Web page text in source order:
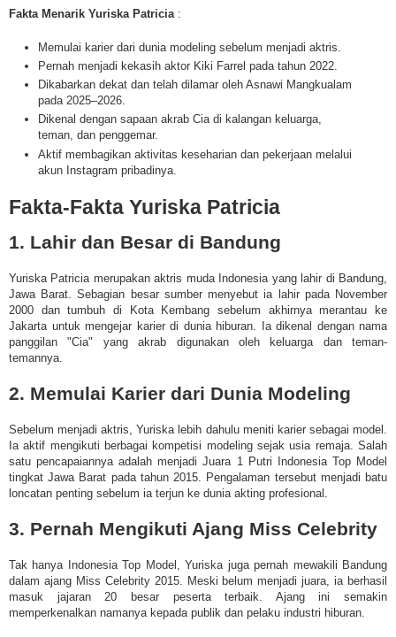
Fakta Menarik Yuriska Patricia:
Memulai karier dari dunia modeling sebelum menjadi aktris.
Pernah menjadi kekasih aktor Kiki Farrel pada tahun 2022.
Dikabarkan dekat dan telah dilamar oleh Asnawi Mangkualam
pada 2025–2026.
Dikenal dengan sapaan akrab Cia di kalangan keluarga,
teman, dan penggemar.
Aktif membagikan aktivitas keseharian dan pekerjaan melalui
akun Instagram pribadinya.
Fakta-Fakta Yuriska Patricia
1. Lahir dan Besar di Bandung
Yuriska Patricia merupakan aktris muda Indonesia yang lahir di Bandung,
Jawa Barat. Sebagian besar sumber menyebut ia lahir pada November
2000 dan tumbuh di Kota Kembang sebelum akhirnya merantau ke
Jakarta untuk mengejar karier di dunia hiburan. Ia dikenal dengan nama
panggilan "Cia" yang akrab digunakan oleh keluarga dan teman-
temannya.
2. Memulai Karier dari Dunia Modeling
Sebelum menjadi aktris, Yuriska lebih dahulu meniti karier sebagai model.
Ia aktif mengikuti berbagai kompetisi modeling sejak usia remaja. Salah
satu pencapaiannya adalah menjadi Juara 1 Putri Indonesia Top Model
tingkat Jawa Barat pada tahun 2015. Pengalaman tersebut menjadi batu
loncatan penting sebelum ia terjun ke dunia akting profesional.
3. Pernah Mengikuti Ajang Miss Celebrity
Tak hanya Indonesia Top Model, Yuriska juga pernah mewakili Bandung
dalam ajang Miss Celebrity 2015. Meski belum menjadi juara, ia berhasil
masuk jajaran 20 besar peserta terbaik. Ajang ini semakin
memperkenalkan namanya kepada publik dan pelaku industri hiburan.